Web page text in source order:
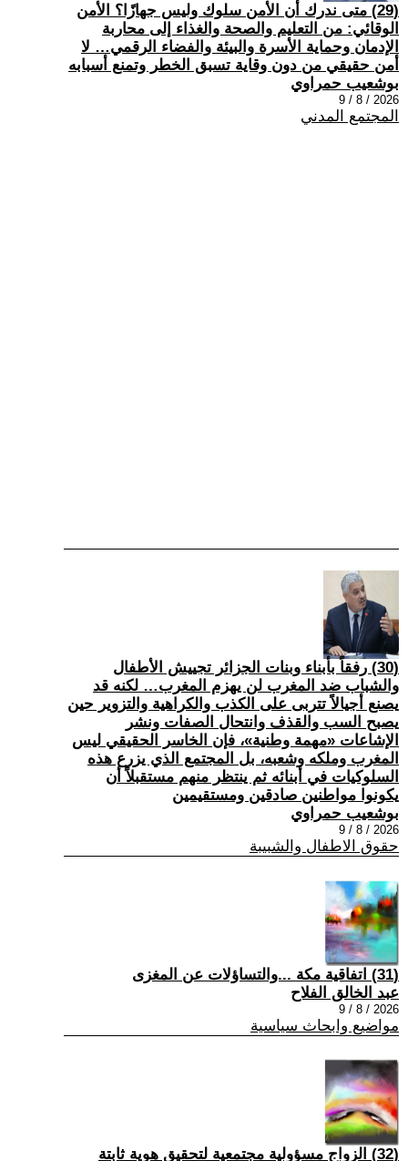
(29) متى ندرك أن الأمن سلوك وليس جهازًا؟ الأمن
الوقائي: من التعليم والصحة والغذاء إلى محاربة
الإدمان وحماية الأسرة والبيئة والفضاء الرقمي… لا
أمن حقيقي من دون وقاية تسبق الخطر وتمنع أسبابه
بوشعيب حمراوي
2026 / 8 / 9
المجتمع المدني
(30) رفقاً بأبناء وبنات الجزائر تجييش الأطفال
والشباب ضد المغرب لن يهزم المغرب… لكنه قد
يصنع أجيالاً تتربى على الكذب والكراهية والتزوير حين
يصبح السب والقذف وانتحال الصفات ونشر
الإشاعات «مهمة وطنية»، فإن الخاسر الحقيقي ليس
المغرب وملكه وشعبه، بل المجتمع الذي يزرع هذه
السلوكيات في أبنائه ثم ينتظر منهم مستقبلاً أن
يكونوا مواطنين صادقين ومستقيمين
بوشعيب حمراوي
2026 / 8 / 9
حقوق الاطفال والشبيبة
(31) اتفاقية مكة ...والتساؤلات عن المغزى
عبد الخالق الفلاح
2026 / 8 / 9
مواضيع وابحاث سياسية
(32) الزواج مسؤولية مجتمعية لتحقيق هوية ثابتة